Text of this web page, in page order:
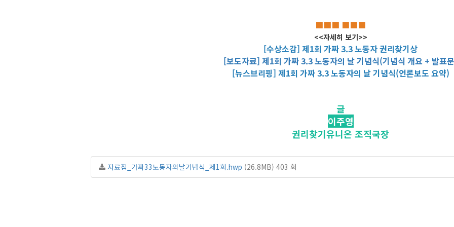
■■■ ■■■
<<자세히 보기>>
[수상소감] 제1회 가짜 3.3 노동자 권리찾기상
[보도자료] 제1회 가짜 3.3 노동자의 날 기념식(기념식 개요 + 발표
[뉴스브리핑] 제1회 가짜 3.3 노동자의 날 기념식(언론보도 요약)
글
이주영
권리찾기유니온 조직국장
자료집_가짜33노동자의날기념식_제1회.hwp (26.8MB) 403 회